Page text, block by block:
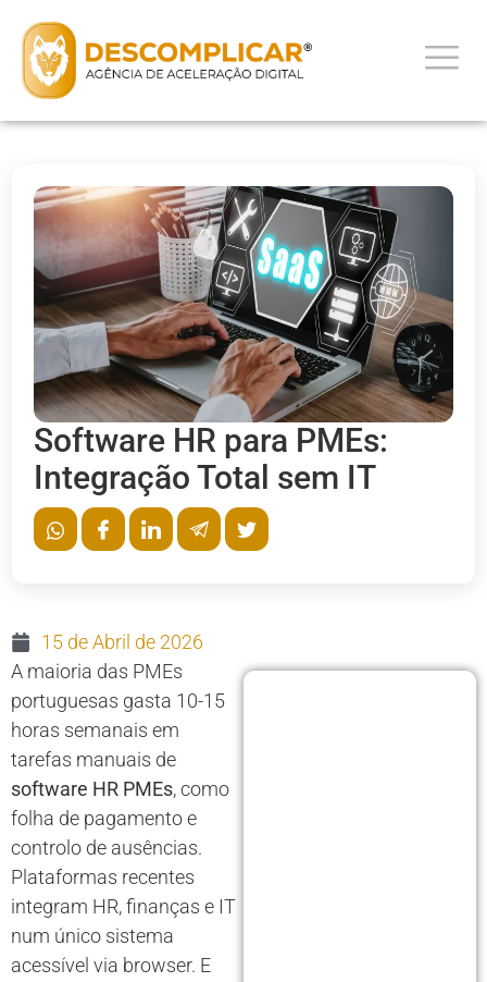
Software HR para PMEs:
Integração Total sem IT
15 de Abril de 2026
A maioria das PMEs
portuguesas gasta 10-15
horas semanais em
tarefas manuais de
software HR PMEs, como
folha de pagamento e
controlo de ausências.
Plataformas recentes
integram HR, finanças e IT
num único sistema
acessível via browser. E